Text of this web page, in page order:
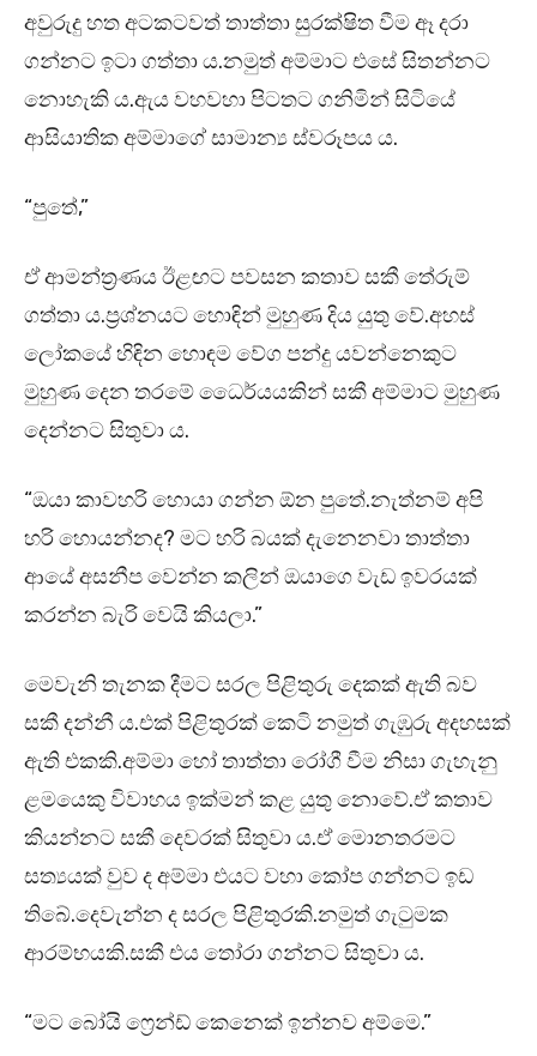
අවුරුදු හත අටකටවත් තාත්තා සුරක්ෂිත වීම ඈ දරා
ගන්නට ඉටා ගත්තා ය.නමුත් අම්මාට එසේ සිතන්නට
නොහැකි ය.ඇය වහවහා පිටතට ගනිමින් සිටියේ
ආසියාතික අම්මාගේ සාමාන්‍ය ස්වරූපය ය.
“පුතේ,”
ඒ ආමන්ත්‍රණය ඊළඟට පවසන කතාව සකී තේරුම්
ගත්තා ය.ප්‍රශ්නයට හොඳින් මුහුණ දිය යුතු වේ.අහස්
ලෝකයේ හිඳින හොඳම වේග පන්දු යවන්නෙකුට
මුහුණ දෙන තරමේ ධෛර්යයකින් සකී අම්මාට මුහුණ
දෙන්නට සිතුවා ය.
“ඔයා කාවහරි හොයා ගන්න ඕන පුතේ.නැත්නම් අපි
හරි හොයන්නද? මට හරි බයක් දැනෙනවා තාත්තා
ආයේ අසනීප වෙන්න කලින් ඔයාගෙ වැඩ ඉවරයක්
කරන්න බැරි වෙයි කියලා.”
මෙවැනි තැනක දීමට සරල පිළිතුරු දෙකක් ඇති බව
සකී දන්නී ය.එක් පිළිතුරක් කෙටි නමුත් ගැඹුරු අදහසක්
ඇති එකකි.අම්මා හෝ තාත්තා රෝගී වීම නිසා ගැහැනු
ළමයෙකු විවාහය ඉක්මන් කළ යුතු නොවේ.ඒ කතාව
කියන්නට සකී දෙවරක් සිතුවා ය.ඒ මොනතරමට
සත්‍යයක් වුව ද අම්මා එයට වහා කෝප ගන්නට ඉඩ
තිබේ.දෙවැන්න ද සරල පිළිතුරකි.නමුත් ගැටුමක
ආරම්භයකි.සකී එය තෝරා ගන්නට සිතුවා ය.
“මට බෝයි ෆ්‍රෙන්ඩ් කෙනෙක් ඉන්නව අම්මෙ.”